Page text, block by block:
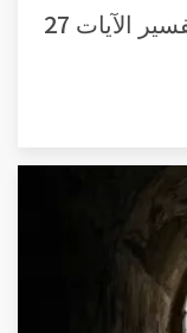
الدرس : 04 - سورة الصافات - تفسير الآيات 27